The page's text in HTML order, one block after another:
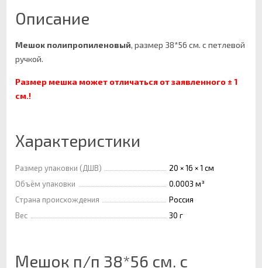
Описание
Мешок полипропиленовый, размер 38*56 см. с петлевой
ручкой.
Размер мешка может отличаться от заявленного ± 1
см.!
Характеристики
Размер упаковки (ДШВ)
20 × 16 × 1 см
Объём упаковки
0.0003 м³
Страна происхождения
Россия
Вес
30 г
Мешок п/п 38*56 см. с